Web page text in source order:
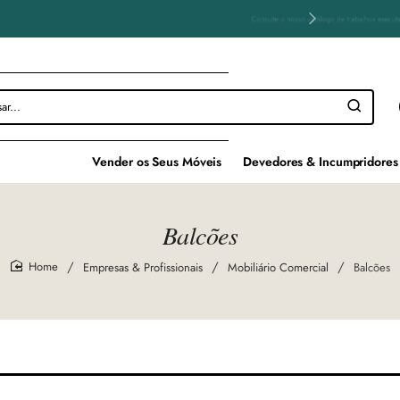
saber o que fazemos e como o fazemos!
Vender os Seus Móveis Devedores & Incumpridores
Balcões
Empresas & Profissionais Mobiliário Comercial Balcões